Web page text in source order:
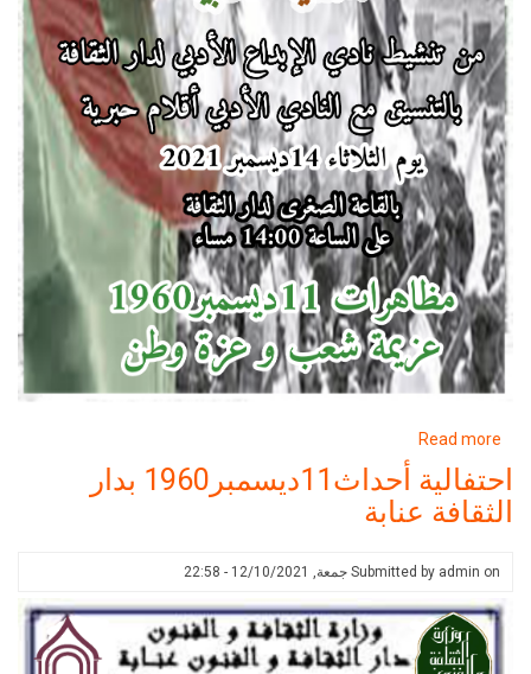
Read more
احتفالية
أحداث11ديسمبر1960
بدار
عنابة
احتفالية أحداث11ديسمبر1960 بدار
الثقافة عنابة
Submitted by admin on جمعة, 12/10/2021 - 22:58